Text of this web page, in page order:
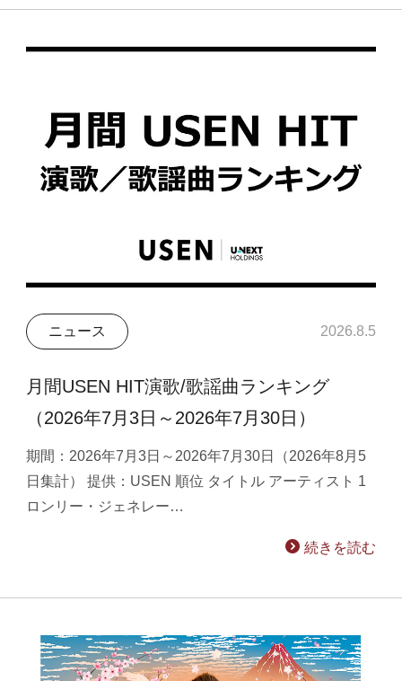
ニュース 2026.8.5
月間USEN HIT演歌/歌謡曲ランキング
（2026年7月3日～2026年7月30日）
期間：2026年7月3日～2026年7月30日（2026年8月5
日集計） 提供：USEN 順位 タイトル アーティスト 1
ロンリー・ジェネレー…
続きを読む